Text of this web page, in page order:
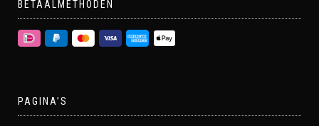
BETAALMETHODEN
PAGINA’S